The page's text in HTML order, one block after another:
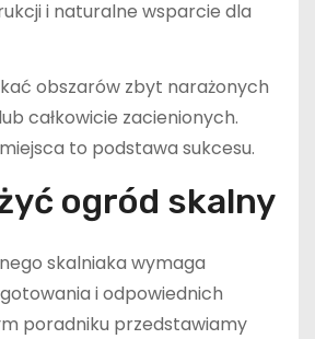
i naturalne wsparcie dla
obszarów zbyt narażonych
całkowicie zacienionych.
to podstawa sukcesu.
ogród skalny
skalniaka wymaga
i odpowiednich
poradniku przedstawiamy